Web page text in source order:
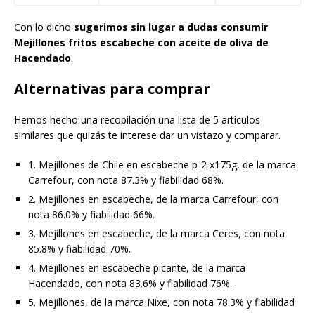
Con lo dicho sugerimos sin lugar a dudas consumir
Mejillones fritos escabeche con aceite de oliva de
Hacendado.
Alternativas para comprar
Hemos hecho una recopilación una lista de 5 artículos
similares que quizás te interese dar un vistazo y comparar.
1. Mejillones de Chile en escabeche p-2 x175g, de la marca
Carrefour, con nota 87.3% y fiabilidad 68%.
2. Mejillones en escabeche, de la marca Carrefour, con
nota 86.0% y fiabilidad 66%.
3. Mejillones en escabeche, de la marca Ceres, con nota
85.8% y fiabilidad 70%.
4. Mejillones en escabeche picante, de la marca
Hacendado, con nota 83.6% y fiabilidad 76%.
5. Mejillones, de la marca Nixe, con nota 78.3% y fiabilidad